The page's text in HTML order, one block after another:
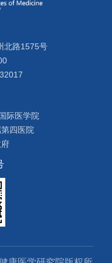
北路1575号
际医学院
四医院